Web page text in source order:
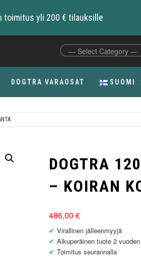
toimitus yli 200 € tilauksille
DOGTRA VARAOSAT SUOMI
DOGTRA
– KOIRAN
486,00 €
Virallinen jälleenmyyjä
Alkuperäinen tuote 2
Toimitus seurannalla